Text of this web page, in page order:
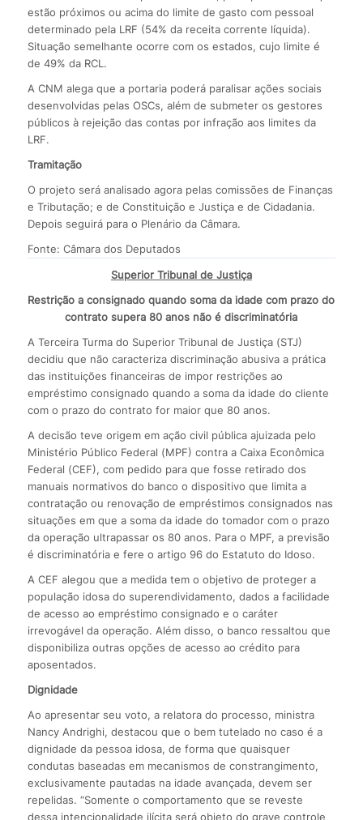
estão próximos ou acima do limite de gasto com pessoal
determinado pela LRF (54% da receita corrente líquida).
Situação semelhante ocorre com os estados, cujo limite é
de 49% da RCL.
A CNM alega que a portaria poderá paralisar ações sociais
desenvolvidas pelas OSCs, além de submeter os gestores
públicos à rejeição das contas por infração aos limites da
LRF.
Tramitação
O projeto será analisado agora pelas comissões de Finanças
e Tributação; e de Constituição e Justiça e de Cidadania.
Depois seguirá para o Plenário da Câmara.
Fonte: Câmara dos Deputados
Superior Tribunal de Justiça
Restrição a consignado quando soma da idade com prazo do
contrato supera 80 anos não é discriminatória
A Terceira Turma do Superior Tribunal de Justiça (STJ)
decidiu que não caracteriza discriminação abusiva a prática
das instituições financeiras de impor restrições ao
empréstimo consignado quando a soma da idade do cliente
com o prazo do contrato for maior que 80 anos.
A decisão teve origem em ação civil pública ajuizada pelo
Ministério Público Federal (MPF) contra a Caixa Econômica
Federal (CEF), com pedido para que fosse retirado dos
manuais normativos do banco o dispositivo que limita a
contratação ou renovação de empréstimos consignados nas
situações em que a soma da idade do tomador com o prazo
da operação ultrapassar os 80 anos. Para o MPF, a previsão
é discriminatória e fere o artigo 96 do Estatuto do Idoso.
A CEF alegou que a medida tem o objetivo de proteger a
população idosa do superendividamento, dados a facilidade
de acesso ao empréstimo consignado e o caráter
irrevogável da operação. Além disso, o banco ressaltou que
disponibiliza outras opções de acesso ao crédito para
aposentados.
Dignidade
Ao apresentar seu voto, a relatora do processo, ministra
Nancy Andrighi, destacou que o bem tutelado no caso é a
dignidade da pessoa idosa, de forma que quaisquer
condutas baseadas em mecanismos de constrangimento,
exclusivamente pautadas na idade avançada, devem ser
repelidas. “Somente o comportamento que se reveste
dessa intencionalidade ilícita será objeto do grave controle